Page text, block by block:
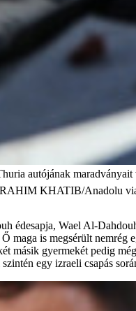
autójának
KHATIB/Anadolu
édesapja, Wael Al-
maga is megsérült nemrég
másik gyermekét pedig
egy izraeli csapás